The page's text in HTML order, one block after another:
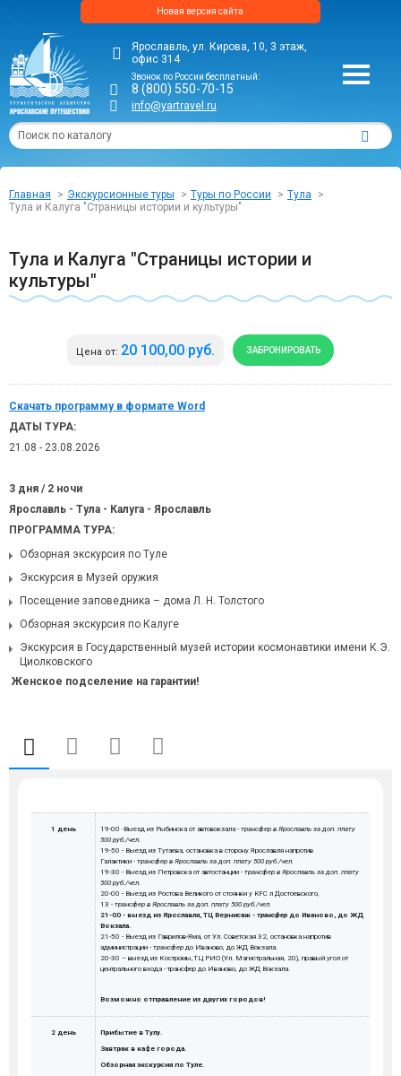
Новая версия сайта
Ярославль, ул. Кирова, 10, 3 этаж,
офис 314
Звонок по России бесплатный:
8 (800) 550-70-15
info@yartravel.ru
Главная Экскурсионные туры Туры по России
Тула
Тула и Калуга "Страницы истории и культуры"
Тула и Калуга "Страницы истории и
культуры"
Цена от: 20 100,00 руб. ЗАБРОНИРОВАТЬ
Скачать программу в формате Word
ДАТЫ ТУРА:
21.08 - 23.08.2026
3 дня / 2 ночи
Ярославль - Тула - Калуга - Ярославль
ПРОГРАММА ТУРА:
Обзорная экскурсия по Туле
Экскурсия в Музей оружия
Посещение заповедника – дома Л. Н. Толстого
Обзорная экскурсия по Калуге
Экскурсия в Государственный музей истории космонавтики имени К.Э.
Циолковского
Женское подселение на гарантии!
1 день 19-00 -Выезд из Рыбинска от автовокзала - трансфер в Ярославль за доп. плату
500 руб./чел.
19-50 - Выезд из Тутаева, остановка в сторону Ярославля напротив
Галактики - трансфер в Ярославль за доп. плату 500 руб./чел.
19-30 - Выезд из Петровска от автостанции - трансфер в Ярославль за доп. плату
500 руб./чел.
20-00 - Выезд из Ростова Великого от стоянки у KFC л Достоевского,
13 - трансфер в Ярославль за доп. плату 500 руб./чел.
21-00 - выезд из Ярославля, ТЦ Вернисаж - трансфер до Иваново, до ЖД
Вокзала.
21-50 - Выезд из Гаврилов-Яма, от Ул. Советская 32, остановка напротив
администрации - трансфер до Иваново, до ЖД Вокзала.
20-30 – выезд из Костромы,ТЦ РИО (Ул. Магистральная, 20), правый угол от
центрального входа - трансфер до Иваново, до ЖД Вокзала.
Возможно отправление из других городов!
2 день
Прибытие в Тулу.
Завтрак в кафе города.
Обзорная экскурсия по Туле.